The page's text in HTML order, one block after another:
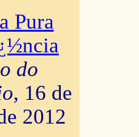
Pura
do
, 16 de
2012